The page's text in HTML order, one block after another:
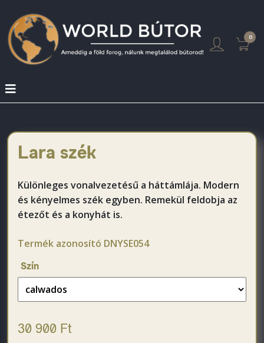
0
Lara szék
Különleges vonalvezetésű a háttámlája. Modern
és kényelmes szék egyben. Remekül feldobja az
étezőt és a konyhát is.
Termék azonosító DNYSE054
Szín
30 900 Ft